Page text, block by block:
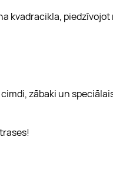
kvadracikla,
zābaki un